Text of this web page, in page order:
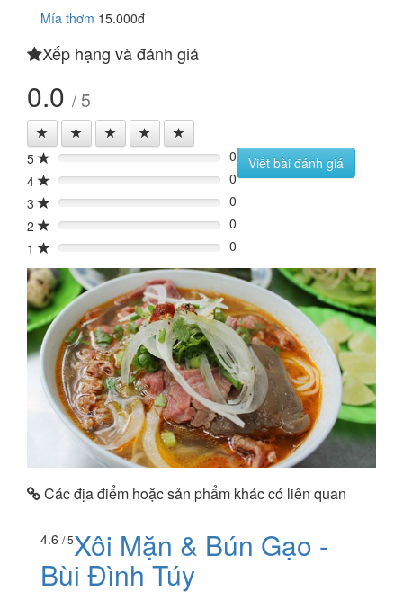
Mía thơm 15.000đ
Xếp hạng và đánh giá
0.0 / 5
5 0%
0
4
0%
0
3
0%
0
2
0%
0
1
0% 0
Viết bài đánh giá
Các địa điểm hoặc sản phẩm khác có liên quan
4.6 / 5Xôi Mặn & Bún Gạo -
Bùi Đình Túy